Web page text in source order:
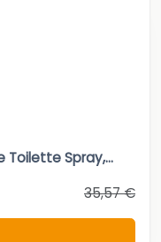
Toilette Spray,...
35,57 €